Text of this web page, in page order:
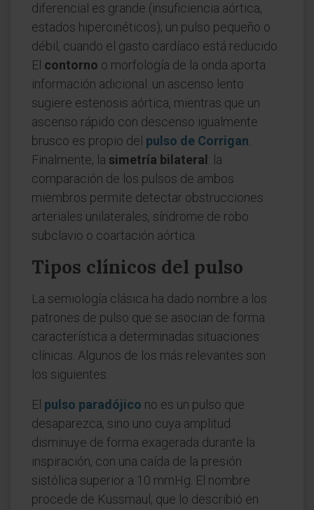
diferencial es grande (insuficiencia aórtica,
estados hipercinéticos); un pulso pequeño o
débil, cuando el gasto cardíaco está reducido.
El contorno o morfología de la onda aporta
información adicional: un ascenso lento
sugiere estenosis aórtica, mientras que un
ascenso rápido con descenso igualmente
brusco es propio del pulso de Corrigan
Finalmente, la simetría bilateral : la
comparación de los pulsos de ambos
miembros permite detectar obstrucciones
arteriales unilaterales, síndrome de robo
subclavio o coartación aórtica.
Tipos clínicos del pulso
La semiología clásica ha dado nombre a los
patrones de pulso que se asocian de forma
característica a determinadas situaciones
clínicas. Algunos de los más relevantes son
los siguientes.
El pulso paradójico no es un pulso que
desaparezca, sino uno cuya amplitud
disminuye de forma exagerada durante la
inspiración, con una caída de la presión
sistólica superior a 10 mmHg. El nombre
procede de Kussmaul, que lo describió en